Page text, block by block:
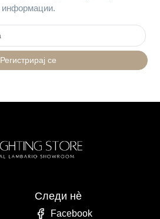
информации.
Регистрирај се
Следи нè
Facebook